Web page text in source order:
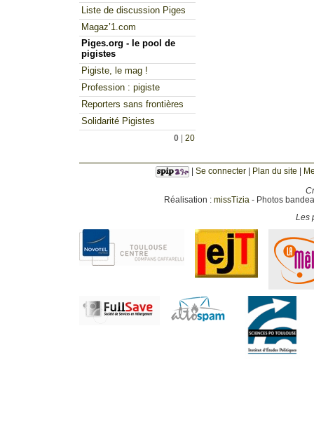
Liste de discussion Piges
Magaz’1.com
Piges.org - le pool de
pigistes
Pigiste, le mag !
Profession : pigiste
Reporters sans frontières
Solidarité Pigistes
0 20
Se connecter Plan du site
Réalisation : missTizia - Photos
Les